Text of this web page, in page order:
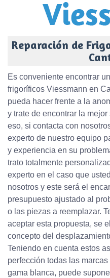
Reparación de
Es conveniente encontrar
frigoríficos Viessmann en
pueda hacer frente a la
y trate de encontrar la
eso, si contacta con
experto de nuestro equipo
y experiencia en su
trato totalmente
experto en el caso que
nosotros y este será el
presupuesto ajustado al
o las piezas a reemplazar.
aceptar esta propuesta, se
concepto del
Teniendo en cuenta estos
perfección todas las
gama blanca, puede